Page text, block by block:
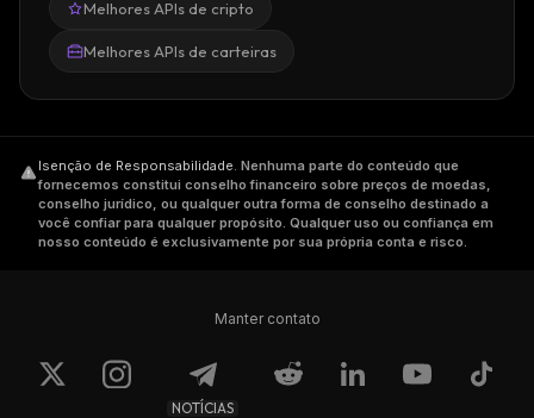
Melhores APIs de cripto
Melhores APIs de carteiras
Isenção de Responsabilidade. Nenhuma parte do conteúdo que
fornecemos constitui conselho financeiro sobre preços de moedas,
conselho jurídico, ou qualquer outra forma de conselho destinado a
você confiar para qualquer propósito. Qualquer uso ou confiança em
nosso conteúdo é exclusivamente por sua própria conta e risco.
Manter contato
NOTÍCIAS